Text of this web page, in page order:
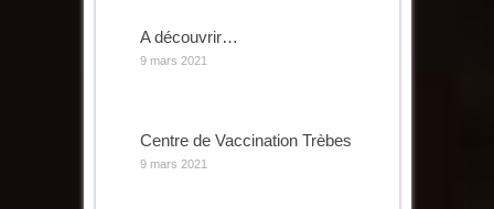
A découvrir…
9 mars 2021
Centre de Vaccination Trèbes
9 mars 2021